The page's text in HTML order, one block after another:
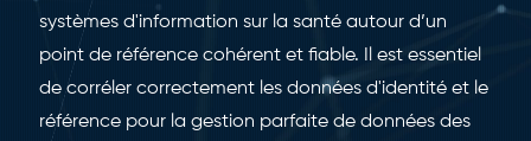
systèmes d'information sur la santé autour d’un
point de référence cohérent et fiable. Il est essentiel
de corréler correctement les données d'identité et le
référence pour la gestion parfaite de données des